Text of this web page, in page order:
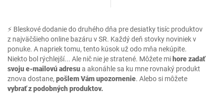
⚡ Bleskové dodanie do druhého dňa pre desiatky tisíc produktov
z najväčšieho online bazáru v SR. Každý deň stovky noviniek v
ponuke. A napriek tomu, tento kúsok už odo mňa nekúpite.
Niekto bol rýchlejší... Ale nič nie je stratené. Môžete mihore zadať
svoju e-mailovú adresua akonáhle sa ku mne rovnaký produkt
znova dostane, pošlem Vám upozornenie. Alebo si môžete
vybrať z podobných produktov.